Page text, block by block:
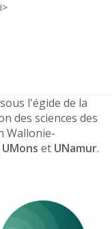
l'égide de la
des sciences des
Wallonie-
UMons et UNamur.